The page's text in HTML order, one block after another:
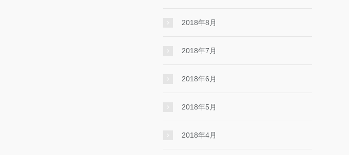
2018年8月
2018年7月
2018年6月
2018年5月
2018年4月